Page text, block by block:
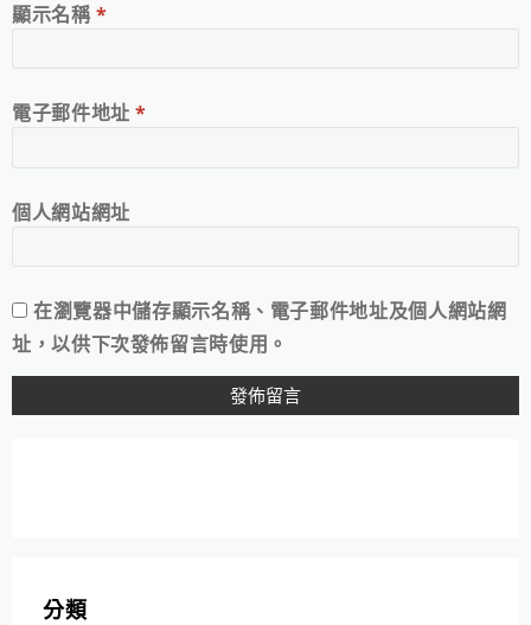
顯示名稱*
電子郵件地址*
個人網站網址
在瀏覽器中儲存顯示名稱、電子郵件地址及個人網站網
址，以供下次發佈留言時使用。
分類